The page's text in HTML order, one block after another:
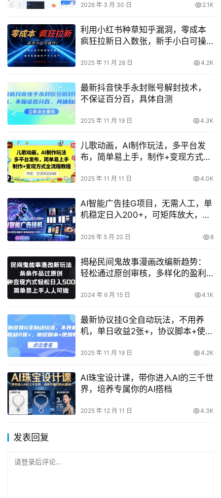
2026 年 3 月 30 日 2.1K
利用小红书种草知乎漏洞，零成本
疯狂拉新日入数张，新手小白可操
2025 年 11 月 28 日 4.2K
最新抖音快手永封账号解封技术，
不保证百分百，具体自测
2025 年 11 月 19 日 4.3K
儿歌动画，AI制作玩法，多平台发
布，简单易上手，制作+变现方式全
2025 年 11 月 11 日 4.0K
AI智能广告挂G项目，无需人工，单
机稳定日入200+，可矩阵放大，24
2026 年 5 月 20 日 8
揭秘民间鬼故事漫画改编新趋势：
轻松通过原创审核，多样化的盈利
2024 年 6 月 15 日 4.1K
最新协议挂G全自动玩法，不用养
机，单日收益2张+，协议脚本+使用
2025 年 11 月 19 日 4.2K
AI珠宝设计课，带你进入AI的三千世
界，培养专属你的AI搭档
2025 年 12 月 11 日 4.3K
发表回复
请登录后评论...